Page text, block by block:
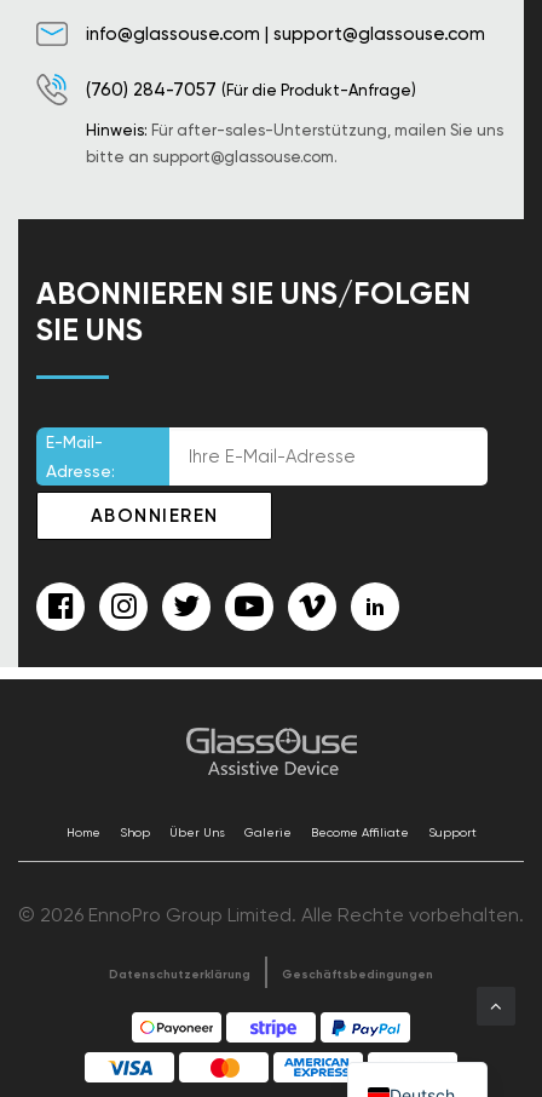
info@glassouse.com | support@glassouse.com
(760) 284-7057 (Für die Produkt-Anfrage)
Hinweis: Für after-sales-Unterstützung, mailen Sie uns
bitte an support@glassouse.com.
ABONNIEREN SIE UNS/FOLGEN
SIE UNS
E-Mail-
Adresse:
Home Shop Über Uns Galerie Become Affiliate Support
© 2026 EnnoPro Group Limited. Alle Rechte vorbehalten.
Datenschutzerklärung Geschäftsbedingungen